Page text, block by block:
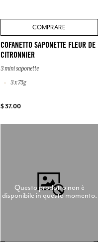
COMPRARE
COFANETTO SAPONETTE FLEUR DE
CITRONNIER
3 mini saponette
3 x 75g
$ 37.00
Questo prodotto non è
disponibile in questo momento.